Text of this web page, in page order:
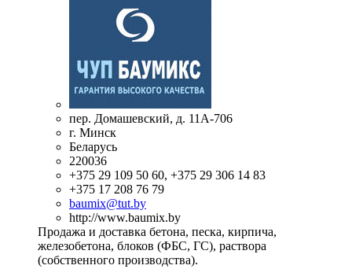
пер. Домашевский, д. 11А-706
г. Минск
Беларусь
220036
+375 29 109 50 60, +375 29 306 14 83
+375 17 208 76 79
baumix@tut.by
http://www.baumix.by
Продажа и доставка бетона, песка, кирпича,
железобетона, блоков (ФБС, ГС), раствора
(собственного производства).